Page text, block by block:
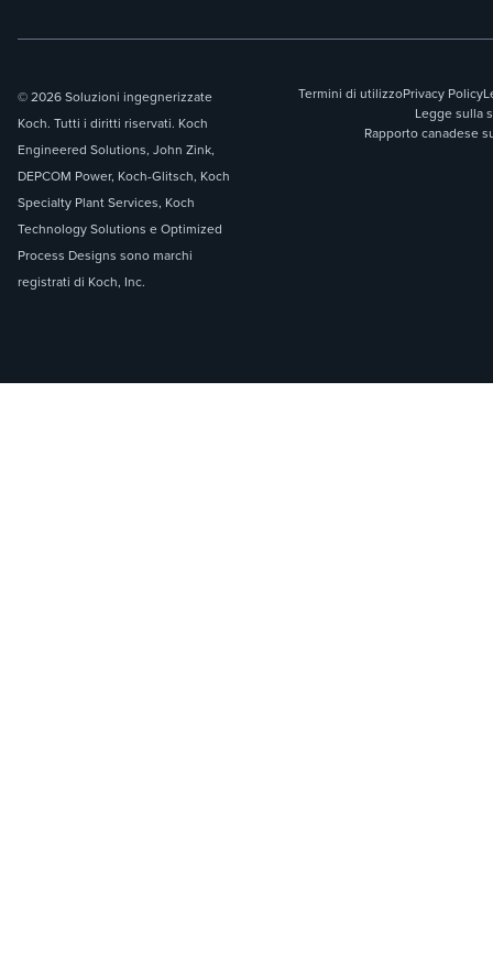
© 2026 Soluzioni ingegnerizzate
Koch. Tutti i diritti riservati. Koch
Engineered Solutions, John Zink,
DEPCOM Power, Koch-Glitsch, Koch
Specialty Plant Services, Koch
Technology Solutions e Optimized
Process Designs sono marchi
registrati di Koch, Inc.
Termini di utilizzoPrivacy Policy
Legge sulla
Rapporto canadese